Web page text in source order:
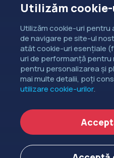
Dorești să
departamentul de
Copyright ©
Politica de cookie-uri
Utilizăm
Utilizăm cookie-uri
de navigare pe site-ul
atât cookie-uri esențiale
uri de performanță
pentru personalizarea și
mai multe detalii, poți
utilizare cookie-urilor.